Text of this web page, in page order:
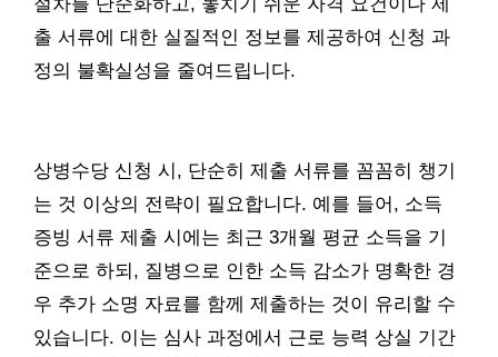
절차를 단순화하고, 놓치기 쉬운 자격 요건이나 제
출 서류에 대한 실질적인 정보를 제공하여 신청 과
정의 불확실성을 줄여드립니다.
상병수당 신청 시, 단순히 제출 서류를 꼼꼼히 챙기
는 것 이상의 전략이 필요합니다. 예를 들어, 소득
증빙 서류 제출 시에는 최근 3개월 평균 소득을 기
준으로 하되, 질병으로 인한 소득 감소가 명확한 경
우 추가 소명 자료를 함께 제출하는 것이 유리할 수
있습니다. 이는 심사 과정에서 근로 능력 상실 기간